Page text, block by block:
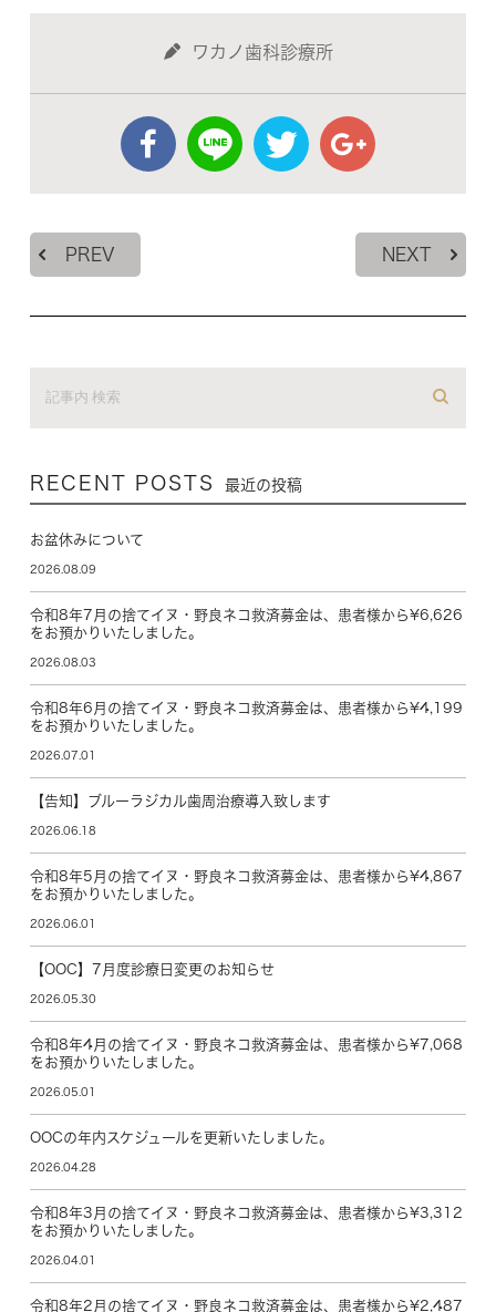
ワカノ歯科診療所
PREV NEXT
RECENT POSTS 最近の投稿
お盆休みについて
2026.08.09
令和8年7月の捨てイヌ・野良ネコ救済募金は、患者様から¥6,626
をお預かりいたしました。
2026.08.03
令和8年6月の捨てイヌ・野良ネコ救済募金は、患者様から¥4,199
をお預かりいたしました。
2026.07.01
【告知】ブルーラジカル歯周治療導入致します
2026.06.18
令和8年5月の捨てイヌ・野良ネコ救済募金は、患者様から¥4,867
をお預かりいたしました。
2026.06.01
【OOC】7月度診療日変更のお知らせ
2026.05.30
令和8年4月の捨てイヌ・野良ネコ救済募金は、患者様から¥7,068
をお預かりいたしました。
2026.05.01
OOCの年内スケジュールを更新いたしました。
2026.04.28
令和8年3月の捨てイヌ・野良ネコ救済募金は、患者様から¥3,312
をお預かりいたしました。
2026.04.01
令和8年2月の捨てイヌ・野良ネコ救済募金は、患者様から¥2,487